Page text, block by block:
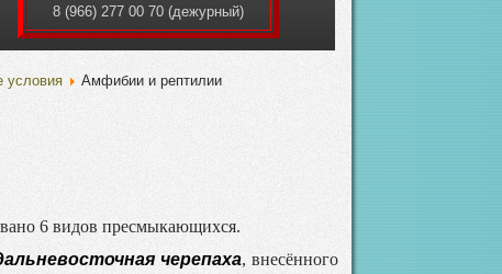
8 (966) 277 00 70 (дежурный)
условия Амфибии и рептилии
6 видов пресмыкающихся.
черепаха, внесённого